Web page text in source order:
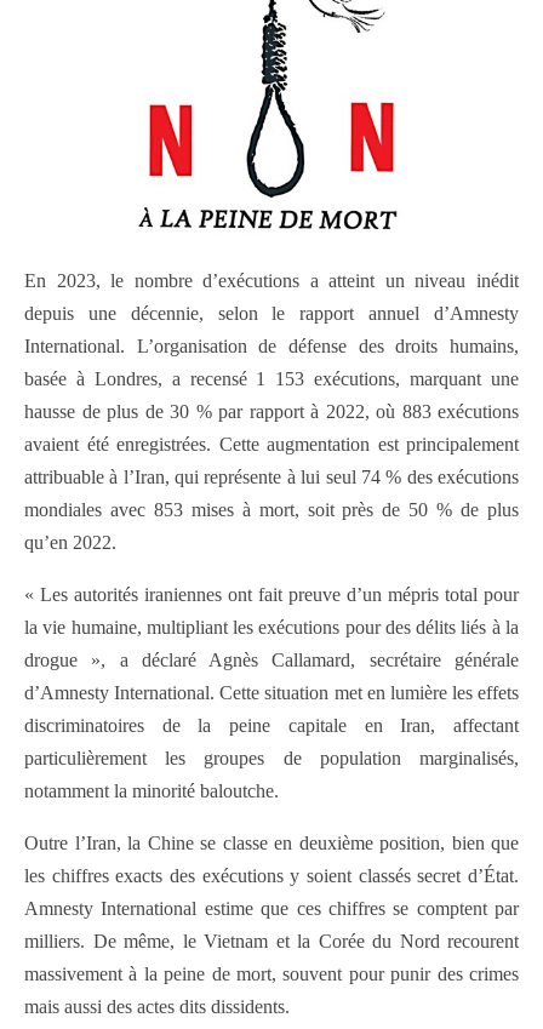
En 2023, le nombre d’exécutions a atteint un niveau inédit
depuis une décennie, selon le rapport annuel d’Amnesty
International. L’organisation de défense des droits humains,
basée à Londres, a recensé 1 153 exécutions, marquant une
hausse de plus de 30 % par rapport à 2022, où 883 exécutions
avaient été enregistrées. Cette augmentation est principalement
attribuable à l’Iran, qui représente à lui seul 74 % des exécutions
mondiales avec 853 mises à mort, soit près de 50 % de plus
qu’en 2022.
« Les autorités iraniennes ont fait preuve d’un mépris total pour
la vie humaine, multipliant les exécutions pour des délits liés à la
drogue », a déclaré Agnès Callamard, secrétaire générale
d’Amnesty International. Cette situation met en lumière les effets
discriminatoires de la peine capitale en Iran, affectant
particulièrement les groupes de population marginalisés,
notamment la minorité baloutche.
Outre l’Iran, la Chine se classe en deuxième position, bien que
les chiffres exacts des exécutions y soient classés secret d’État.
Amnesty International estime que ces chiffres se comptent par
milliers. De même, le Vietnam et la Corée du Nord recourent
massivement à la peine de mort, souvent pour punir des crimes
mais aussi des actes dits dissidents.